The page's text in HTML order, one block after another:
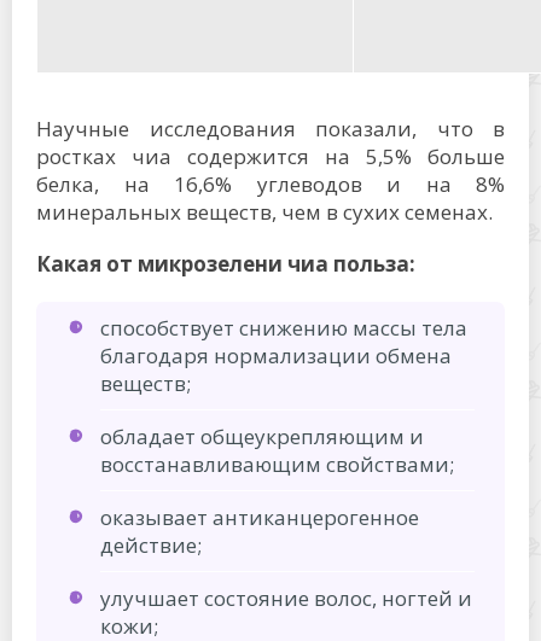
Научные исследования показали, что в
ростках чиа содержится на 5,5% больше
белка, на 16,6% углеводов и на 8%
минеральных веществ, чем в сухих семенах.
Какая от микрозелени чиа польза:
способствует снижению массы тела
благодаря нормализации обмена
веществ;
обладает общеукрепляющим и
восстанавливающим свойствами;
оказывает антиканцерогенное
действие;
улучшает состояние волос, ногтей и
кожи;